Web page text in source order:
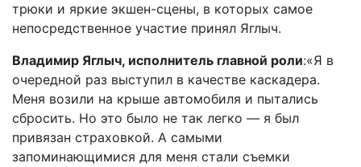
трюки и яркие экшен-сцены, в которых самое
непосредственное участие принял Яглыч.
Владимир Яглыч, исполнитель главной роли:«Я в
очередной раз выступил в качестве каскадера.
Меня возили на крыше автомобиля и пытались
сбросить. Но это было не так легко — я был
привязан страховкой. А самыми
запоминающимися для меня стали съемки